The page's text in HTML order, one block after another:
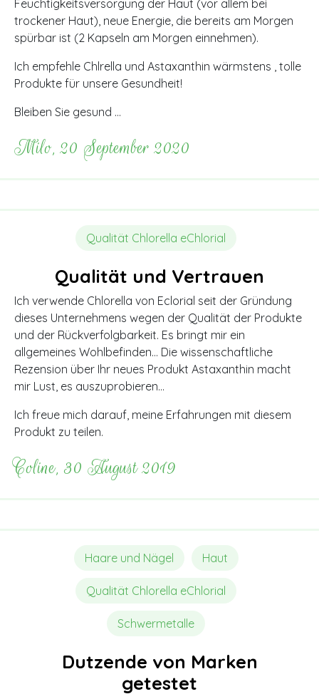
Feuchtigkeitsversorgung der Haut (vor allem bei
trockener Haut), neue Energie, die bereits am Morgen
spürbar ist (2 Kapseln am Morgen einnehmen).
Ich empfehle Chlrella und Astaxanthin wärmstens , tolle
Produkte für unsere Gesundheit!
Bleiben Sie gesund …
Milo, 20 September 2020
Qualität Chlorella eChlorial
Qualität und Vertrauen
Ich verwende Chlorella von Eclorial seit der Gründung
dieses Unternehmens wegen der Qualität der Produkte
und der Rückverfolgbarkeit. Es bringt mir ein
allgemeines Wohlbefinden… Die wissenschaftliche
Rezension über Ihr neues Produkt Astaxanthin macht
mir Lust, es auszuprobieren…
Ich freue mich darauf, meine Erfahrungen mit diesem
Produkt zu teilen.
Coline, 30 August 2019
Haare und Nägel Haut
Qualität Chlorella eChlorial
Schwermetalle
Dutzende von Marken
getestet